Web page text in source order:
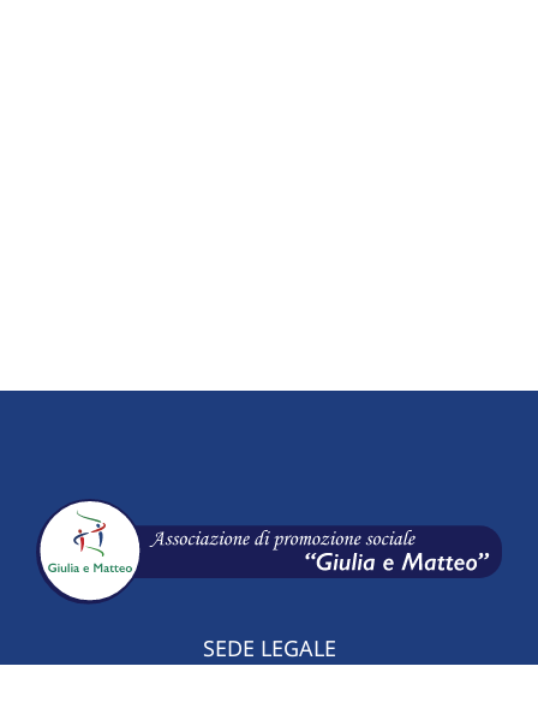
SEDE LEGALE